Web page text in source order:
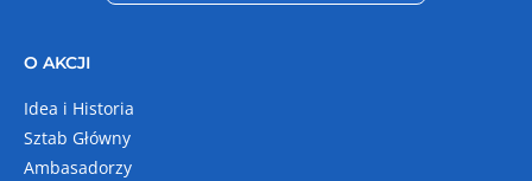
O AKCJI
Idea i Historia
Sztab Główny
Ambasadorzy